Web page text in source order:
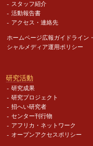
スタッフ紹介
活動報告書
アクセス・連絡先
ホームページ広報ガイドライン・
シャルメディア運用ポリシー
研究活動
研究成果
研究プロジェクト
招へい研究者
センター刊行物
アフリカ・ネットワーク
オープンアクセスポリシー